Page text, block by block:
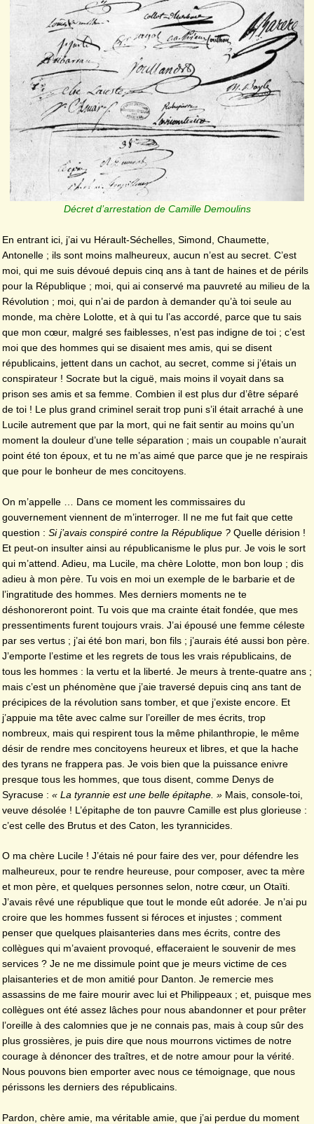
Décret d’arrestation de Camille Demoulins
En entrant ici, j’ai vu Hérault-Séchelles, Simond, Chaumette,
Antonelle ; ils sont moins malheureux, aucun n’est au secret. C’est
moi, qui me suis dévoué depuis cinq ans à tant de haines et de périls
pour la République ; moi, qui ai conservé ma pauvreté au milieu de la
Révolution ; moi, qui n’ai de pardon à demander qu’à toi seule au
monde, ma chère Lolotte, et à qui tu l’as accordé, parce que tu sais
que mon cœur, malgré ses faiblesses, n’est pas indigne de toi ; c’est
moi que des hommes qui se disaient mes amis, qui se disent
républicains, jettent dans un cachot, au secret, comme si j’étais un
conspirateur ! Socrate but la ciguë, mais moins il voyait dans sa
prison ses amis et sa femme. Combien il est plus dur d’être séparé
de toi ! Le plus grand criminel serait trop puni s’il était arraché à une
Lucile autrement que par la mort, qui ne fait sentir au moins qu’un
moment la douleur d’une telle séparation ; mais un coupable n’aurait
point été ton époux, et tu ne m’as aimé que parce que je ne respirais
que pour le bonheur de mes concitoyens.
On m’appelle … Dans ce moment les commissaires du
gouvernement viennent de m’interroger. Il ne me fut fait que cette
question : Si j’avais conspiré contre la République ? Quelle dérision !
Et peut-on insulter ainsi au républicanisme le plus pur. Je vois le sort
qui m’attend. Adieu, ma Lucile, ma chère Lolotte, mon bon loup ; dis
adieu à mon père. Tu vois en moi un exemple de le barbarie et de
l’ingratitude des hommes. Mes derniers moments ne te
déshonoreront point. Tu vois que ma crainte était fondée, que mes
pressentiments furent toujours vrais. J’ai épousé une femme céleste
par ses vertus ; j’ai été bon mari, bon fils ; j’aurais été aussi bon père.
J’emporte l’estime et les regrets de tous les vrais républicains, de
tous les hommes : la vertu et la liberté. Je meurs à trente-quatre ans ;
mais c’est un phénomène que j’aie traversé depuis cinq ans tant de
précipices de la révolution sans tomber, et que j’existe encore. Et
j’appuie ma tête avec calme sur l’oreiller de mes écrits, trop
nombreux, mais qui respirent tous la même philanthropie, le même
désir de rendre mes concitoyens heureux et libres, et que la hache
des tyrans ne frappera pas. Je vois bien que la puissance enivre
presque tous les hommes, que tous disent, comme Denys de
Syracuse : « La tyrannie est une belle épitaphe. » Mais, console-toi,
veuve désolée ! L’épitaphe de ton pauvre Camille est plus glorieuse :
c’est celle des Brutus et des Caton, les tyrannicides.
O ma chère Lucile ! J’étais né pour faire des ver, pour défendre les
malheureux, pour te rendre heureuse, pour composer, avec ta mère
et mon père, et quelques personnes selon, notre cœur, un Otaïti.
J’avais rêvé une république que tout le monde eût adorée. Je n’ai pu
croire que les hommes fussent si féroces et injustes ; comment
penser que quelques plaisanteries dans mes écrits, contre des
collègues qui m’avaient provoqué, effaceraient le souvenir de mes
services ? Je ne me dissimule point que je meurs victime de ces
plaisanteries et de mon amitié pour Danton. Je remercie mes
assassins de me faire mourir avec lui et Philippeaux ; et, puisque mes
collègues ont été assez lâches pour nous abandonner et pour prêter
l’oreille à des calomnies que je ne connais pas, mais à coup sûr des
plus grossières, je puis dire que nous mourrons victimes de notre
courage à dénoncer des traîtres, et de notre amour pour la vérité.
Nous pouvons bien emporter avec nous ce témoignage, que nous
périssons les derniers des républicains.
Pardon, chère amie, ma véritable amie, que j’ai perdue du moment